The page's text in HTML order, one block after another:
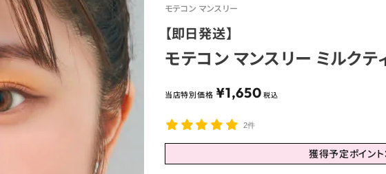
モテコン マンスリー
【即日発送】
モテコン マンスリー ミルク
当店特別価格 ¥1,650 税込
2件
獲得予定ポイント